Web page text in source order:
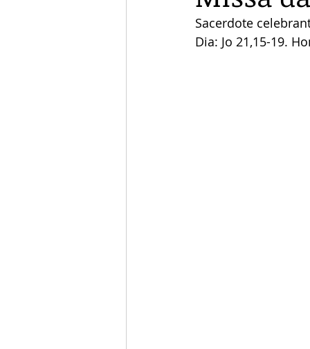
Sacerdote
Dia: Jo 21,15-19.